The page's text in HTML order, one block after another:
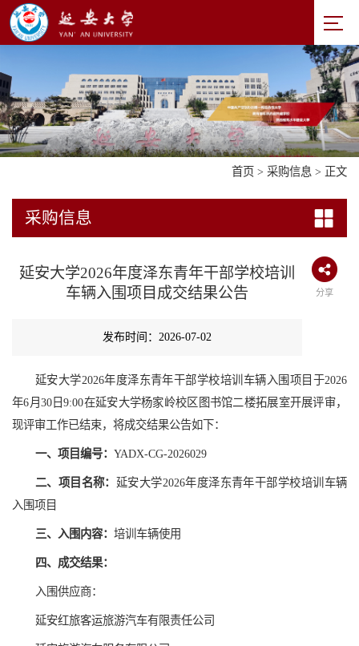
首页 > 采购信息 > 正文
采购信息
延安大学2026年度泽东青年干部学校培训
车辆入围项目成交结果公告
分享
发布时间：2026-07-02
延安大学2026年度泽东青年干部学校培训车辆入围项目于2026
年6月30日9:00在延安大学杨家岭校区图书馆二楼拓展室开展评审，
现评审工作已结束，将成交结果公告如下：
一、项目编号： YADX-CG-2026029
二、项目名称： 延安大学2026年度泽东青年干部学校培训车辆
入围项目
三、 入围内容： 培训车辆使用
四、 成交结果：
入围供应商：
延安红旅客运旅游汽车有限责任公司